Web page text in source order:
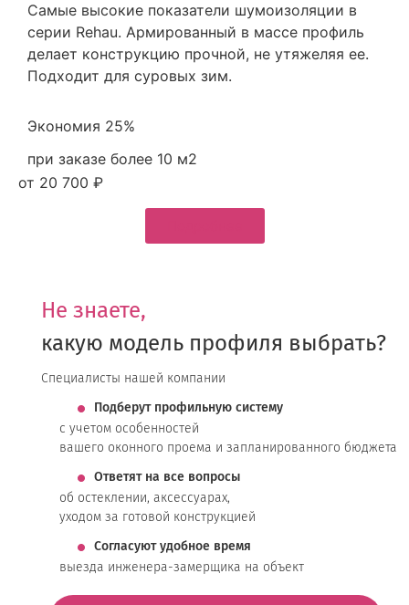
Самые высокие показатели шумоизоляции в
серии Rehau. Армированный в массе профиль
делает конструкцию прочной, не утяжеляя ее.
Подходит для суровых зим.
Экономия 25%
при заказе более 10 м2
от 20 700 ₽
Не знаете,
какую модель профиля выбрать?
Специалисты нашей компании
Подберут профильную систему
с учетом особенностей
вашего оконного проема и запланированного бюджета
Ответят на все вопросы
об остеклении, аксессуарах,
уходом за готовой конструкцией
Согласуют удобное время
выезда инженера-замерщика на объект